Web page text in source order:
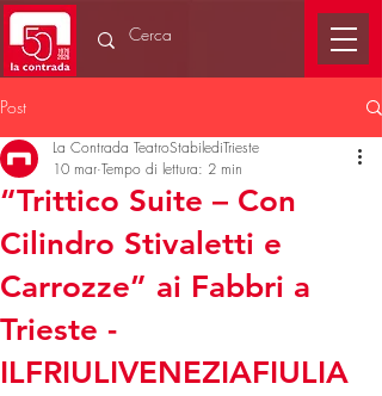
Post
“Trittico Suite – Con
Cilindro Stivaletti e
Carrozze” ai Fabbri a
Trieste -
ILFRIULIVENEZIAFIULIA
La Contrada TeatroStabilediTrieste
10 mar Tempo di lettura: 2 min